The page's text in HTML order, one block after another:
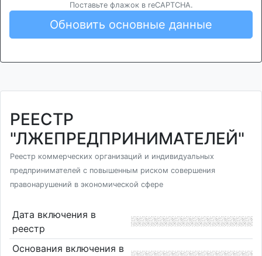
Поставьте флажок в reCAPTCHA.
Обновить основные данные
РЕЕСТР
"ЛЖЕПРЕДПРИНИМАТЕЛЕЙ"
Реестр коммерческих организаций и индивидуальных
предпринимателей с повышенным риском совершения
правонарушений в экономической сфере
Дата включения в
реестр
Основания включения в